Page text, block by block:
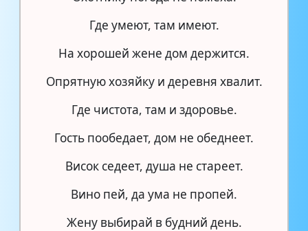
Где умеют, там имеют.
На хорошей жене дом держится.
Опрятную хозяйку и деревня хвалит.
Где чистота, там и здоровье.
Гость пообедает, дом не обеднеет.
Висок седеет, душа не стареет.
Вино пей, да ума не пропей.
Жену выбирай в будний день.